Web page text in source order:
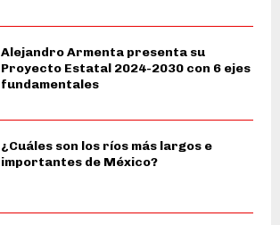
Alejandro Armenta presenta su
Proyecto Estatal 2024-2030 con 6 ejes
fundamentales
¿Cuáles son los ríos más largos e
importantes de México?